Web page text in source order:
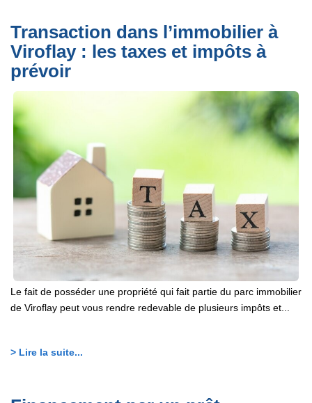
Transaction dans l’immobilier à
Viroflay : les taxes et impôts à
prévoir
Le fait de posséder une propriété qui fait partie du parc immobilier
de Viroflay peut vous rendre redevable de plusieurs impôts et...
> Lire la suite...